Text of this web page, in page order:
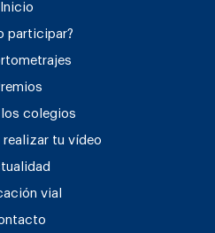
Inicio
participar?
los colegios
realizar tu vídeo
vial